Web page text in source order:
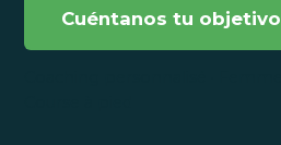
Cuéntanos tu objetivo